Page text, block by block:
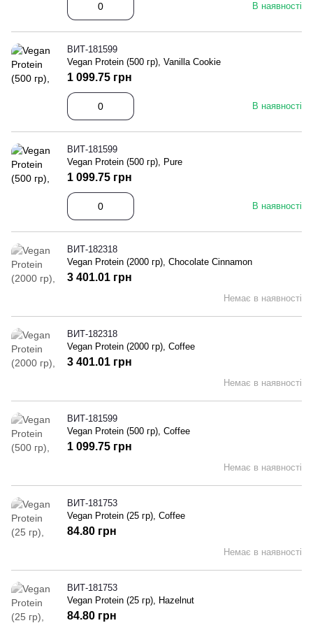
В наявності
ВИТ-181599
Vegan Protein (500 гр), Vanilla Cookie
В наявності
1 099.75 грн
ВИТ-181599
Vegan Protein (500 гр), Pure
В наявності
1 099.75 грн
ВИТ-182318
Vegan Protein (2000 гр), Chocolate Cinnamon
Немає в наявності
3 401.01 грн
ВИТ-182318
Vegan Protein (2000 гр), Coffee
Немає в наявності
3 401.01 грн
ВИТ-181599
Vegan Protein (500 гр), Coffee
Немає в наявності
1 099.75 грн
ВИТ-181753
Vegan Protein (25 гр), Coffee
Немає в наявності
84.80 грн
ВИТ-181753
Vegan Protein (25 гр), Hazelnut
84.80 грн